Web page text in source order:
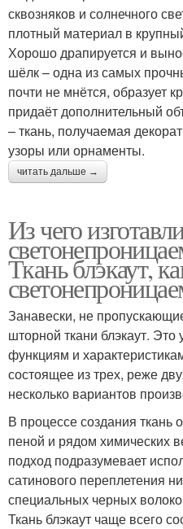
сквозняков и солнечного
плотный материал в
Хорошо драпируется и
шёлк – одна из самых
почти не мнётся, образует
придаёт дополнительный
– ткань, получаемая
узоры или орнаменты.
читать дальше →
Из чего
Ткань блэкаут,
Занавески, не
шторной ткани блэкаут.
функциям и
состоящее из трех, реже
несколько вариантов
В процессе создания ткань
пеной и рядом химических
подход подразумевает
сатинового переплетения
специальных черных
Ткань блэкаут чаще всего